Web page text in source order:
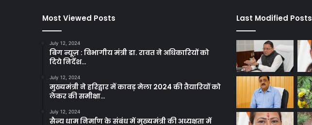
Most Viewed Posts
July 12, 2024
बिग न्यूज़ : विभागीय मंत्री डा. रावत ने अधिकारियों को
दिये निर्देश…
July 12, 2024
मुख्यमंत्री ने हरिद्वार में कावड़ मेला 2024 की तैयारियों को
लेकर की समीक्षा…
July 12, 2024
सैन्य धाम निर्माण के संबंध में मुख्यमंत्री की अध्यक्षता में
Last Modified Posts